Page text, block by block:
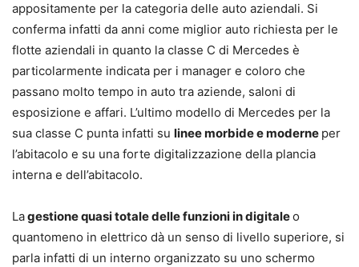
appositamente per la categoria delle auto aziendali. Si
conferma infatti da anni come miglior auto richiesta per le
flotte aziendali in quanto la classe C di Mercedes è
particolarmente indicata per i manager e coloro che
passano molto tempo in auto tra aziende, saloni di
esposizione e affari. L’ultimo modello di Mercedes per la
sua classe C punta infatti su linee morbide e moderne per
l’abitacolo e su una forte digitalizzazione della plancia
interna e dell’abitacolo.
Lagestione quasi totale delle funzioni in digitaleo
quantomeno in elettrico dà un senso di livello superiore, si
parla infatti di un interno organizzato su uno schermo